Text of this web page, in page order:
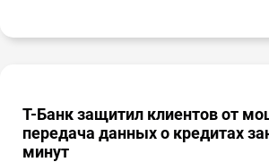
Т-Банк защитил клиентов от
передача данных о кредитах
минут